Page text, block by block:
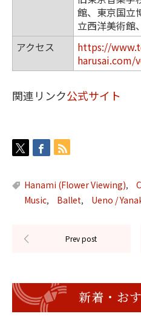
館、東京国立
立西洋美術
アクセス
https://
harusai.com/
関連リンク公式サイト
Hanami (Flower Viewing),
Music, Ballet, Ueno /
新着・お